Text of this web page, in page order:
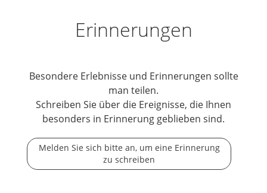
Erinnerungen
Besondere Erlebnisse und Erinnerungen sollte
man teilen.
Schreiben Sie über die Ereignisse, die Ihnen
besonders in Erinnerung geblieben sind.
Melden Sie sich bitte an, um eine Erinnerung
zu schreiben